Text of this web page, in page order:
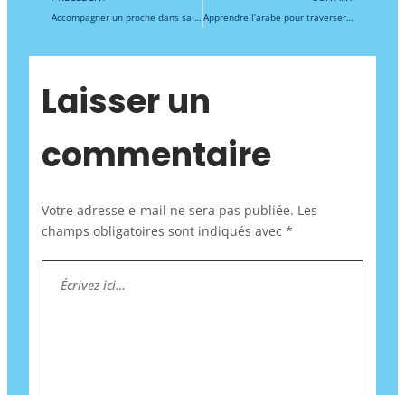
Accompagner un proche dans sa conversion à l’islam : conseils pour un soutien bienveillant, l’apprentissage de l’arabe et l’immersion spirituelle pour mieux comprendre le Coran et vivre la foi musulmane Apprendre l’arabe pour traverser les épreuves : sagesse du Coran, patience en islam et force de la prière par l’immersion
Laisser un
commentaire
Votre adresse e-mail ne sera pas publiée. Les
champs obligatoires sont indiqués avec *
ici…